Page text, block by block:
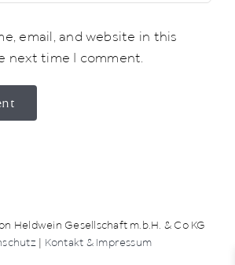
email, and website in this
next time I comment.
Heldwein Gesellschaft m.b.H. & Co KG
| Kontakt & Impressum